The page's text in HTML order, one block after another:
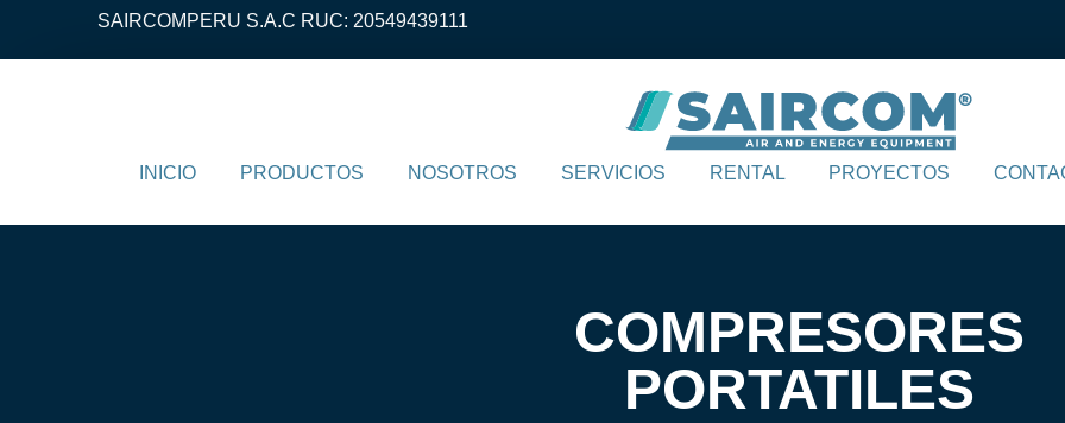
SAIRCOMPERU S.A.C RUC: 20549439111
INICIO PRODUCTOS NOSOTROS SERVICIOS RENTAL PROYECTOS
COMPRESORES
PORTATILES